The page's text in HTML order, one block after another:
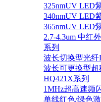
325nmUV LED
340nmUV LED
365nmUV LED
2.7-4.3um 中红
系列
波长切换型光纤
波长可更换型
HQ421X系列
1MHz超高速频
单线红色/绿色